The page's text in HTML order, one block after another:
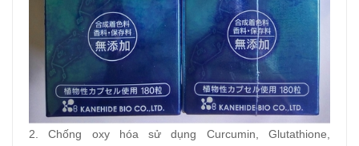
2. Chống oxy hóa sử dụng Curcumin, Glutathione,